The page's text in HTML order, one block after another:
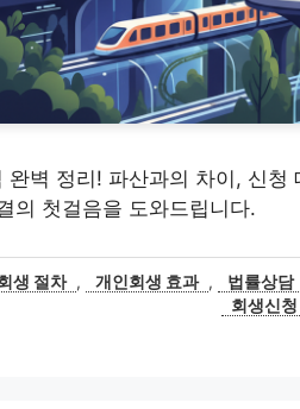
완벽 정리! 파산과의 차이, 신
의 첫걸음을 도와드립니다.
생 절차 , 개인회생 효과 , 법률상담
회생신청